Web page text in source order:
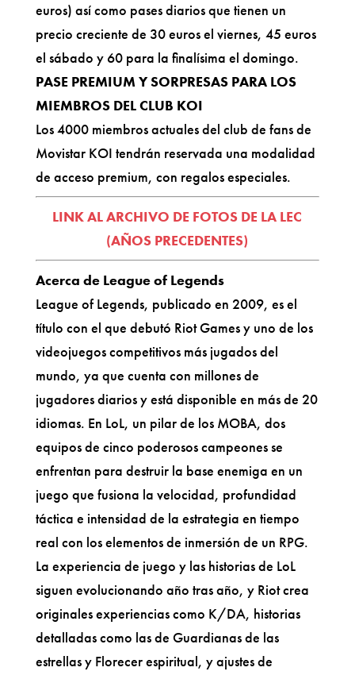
euros) así como pases diarios que tienen un
precio creciente de 30 euros el viernes, 45 euros
el sábado y 60 para la finalísima el domingo.
PASE PREMIUM Y SORPRESAS PARA LOS
MIEMBROS DEL CLUB KOI
Los 4000 miembros actuales del club de fans de
Movistar KOI tendrán reservada una modalidad
de acceso premium, con regalos especiales.
LINK AL ARCHIVO DE FOTOS DE LA LEC
(AÑOS PRECEDENTES)
Acerca de League of Legends
League of Legends, publicado en 2009, es el
título con el que debutó Riot Games y uno de los
videojuegos competitivos más jugados del
mundo, ya que cuenta con millones de
jugadores diarios y está disponible en más de 20
idiomas. En LoL, un pilar de los MOBA, dos
equipos de cinco poderosos campeones se
enfrentan para destruir la base enemiga en un
juego que fusiona la velocidad, profundidad
táctica e intensidad de la estrategia en tiempo
real con los elementos de inmersión de un RPG.
La experiencia de juego y las historias de LoL
siguen evolucionando año tras año, y Riot crea
originales experiencias como K/DA, historias
detalladas como las de Guardianas de las
estrellas y Florecer espiritual, y ajustes de